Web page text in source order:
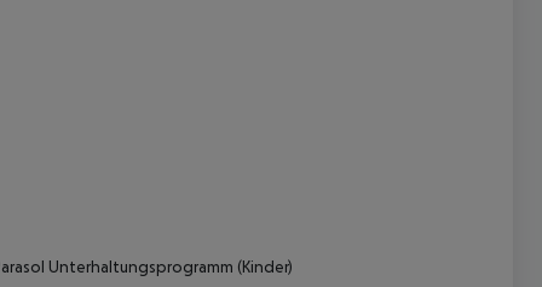
Unterhaltungsprogramm (Kinder)